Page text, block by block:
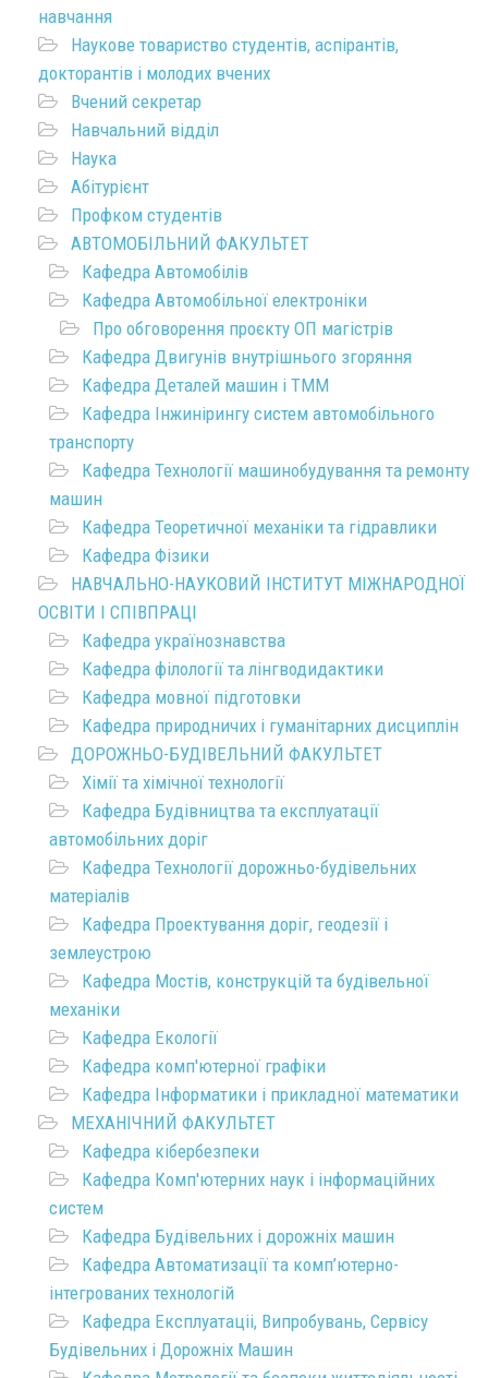
навчання
Наукове товариство студентів, аспірантів,
докторантів і молодих вчених
Вчений секретар
Навчальний відділ
Наука
Абітурієнт
Профком студентів
АВТОМОБІЛЬНИЙ ФАКУЛЬТЕТ
Кафедра Автомобілів
Кафедра Автомобільної електроніки
Про обговорення проєкту ОП магістрів
Кафедра Двигунів внутрішнього згоряння
Кафедра Деталей машин і ТММ
Кафедра Інжинірингу систем автомобільного
транспорту
Кафедра Технології машинобудування та ремонту
машин
Кафедра Теоретичної механіки та гідравлики
Кафедра Фізики
НАВЧАЛЬНО-НАУКОВИЙ ІНСТИТУТ МІЖНАРОДНОЇ
ОСВІТИ І СПІВПРАЦІ
Кафедра українознавства
Кафедра філології та лінгводидактики
Кафедра мовної підготовки
Кафедра природничих і гуманітарних дисциплін
ДОРОЖНЬО-БУДІВЕЛЬНИЙ ФАКУЛЬТЕТ
Хімії та хімічної технології
Кафедра Будівництва та експлуатації
автомобільних доріг
Кафедра Технології дорожньо-будівельних
матеріалів
Кафедра Проектування доріг, геодезії і
землеустрою
Кафедра Мостів, конструкцій та будівельної
механіки
Кафедра Екології
Кафедра комп'ютерної графіки
Кафедра Інформатики і прикладної математики
МЕХАНІЧНИЙ ФАКУЛЬТЕТ
Кафедра кібербезпеки
Кафедра Комп'ютерних наук і інформаційних
систем
Кафедра Будівельних і дорожніх машин
Кафедра Автоматизації та комп’ютерно-
інтегрованих технологій
Кафедра Експлуатаціі, Випробувань, Сервісу
Будівельних і Дорожніх Машин